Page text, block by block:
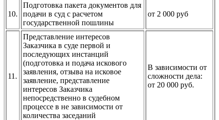
10.
Подготовка пакета документов для
подачи в суд с расчетом
государственной пошлины
от 2 000 руб
11.
Представление интересов
Заказчика в суде первой и
последующих инстанций
(подготовка и подача искового
заявления, отзыва на исковое
заявление, представление
интересов Заказчика
непосредственно в судебном
процессе в не зависимости от
количества заседаний
В зависимости от
сложности дела:
от 20 000 руб.